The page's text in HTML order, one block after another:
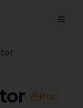
Pro